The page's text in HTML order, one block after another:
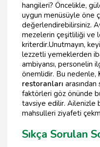
hangileri? Öncelikle,
uygun menüsüyle öne
değerlendirebilirsiniz.
mezelerin çeşitliliği ve
kriterdir.Unutmayın,
lezzetli yemeklerden
ambiyansı, personelin
önemlidir. Bu nedenle,
restoranları
faktörleri göz önünde
tavsiye edilir. Ailenizle
mahsulleri ziyafeti
Sıkça Sorulan